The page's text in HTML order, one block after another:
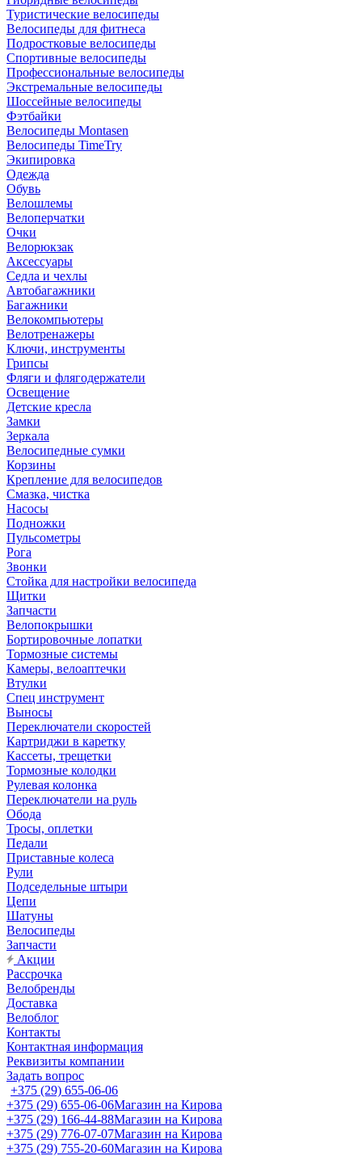
Туристические велосипеды
Велосипеды для фитнеса
Подростковые велосипеды
Спортивные велосипеды
Профессиональные велосипеды
Экстремальные велосипеды
Шоссейные велосипеды
Фэтбайки
Велосипеды Montasen
Велосипеды TimeTry
Экипировка
Одежда
Обувь
Велошлемы
Велоперчатки
Очки
Велорюкзак
Аксессуары
Седла и чехлы
Автобагажники
Багажники
Велокомпьютеры
Велотренажеры
Ключи, инструменты
Грипсы
Фляги и флягодержатели
Освещение
Детские кресла
Замки
Зеркала
Велосипедные сумки
Корзины
Крепление для велосипедов
Смазка, чистка
Насосы
Подножки
Пульсометры
Рога
Звонки
Стойка для настройки велосипеда
Щитки
Запчасти
Велопокрышки
Бортировочные лопатки
Тормозные системы
Камеры, велоаптечки
Втулки
Спец инструмент
Выносы
Переключатели скоростей
Картриджи в каретку
Кассеты, трещетки
Тормозные колодки
Рулевая колонка
Переключатели на руль
Обода
Тросы, оплетки
Педали
Приставные колеса
Рули
Подседельные штыри
Цепи
Шатуны
Велосипеды
Запчасти
Акции
Рассрочка
Велобренды
Доставка
Велоблог
Контакты
Контактная информация
Реквизиты компании
Задать вопрос
+375 (29) 655-06-06
+375 (29) 655-06-06Магазин на Кирова
+375 (29) 166-44-88Магазин на Кирова
+375 (29) 776-07-07Магазин на Кирова
+375 (29) 755-20-60Магазин на Кирова